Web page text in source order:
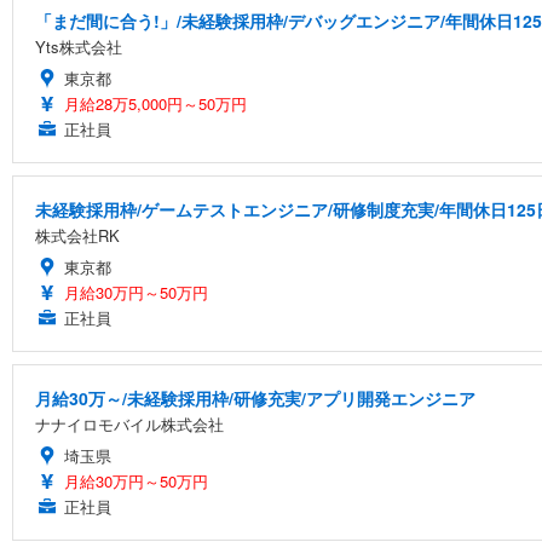
「まだ間に合う!」/未経験採用枠/デバッグエンジニア/年間休日
Yts株式会社
東京都
月給28万5,000円～50万円
正社員
未経験採用枠/ゲームテストエンジニア/研修制度充実/年間休日125
株式会社RK
東京都
月給30万円～50万円
正社員
月給30万～/未経験採用枠/研修充実/アプリ開発エンジニア
ナナイロモバイル株式会社
埼玉県
月給30万円～50万円
正社員